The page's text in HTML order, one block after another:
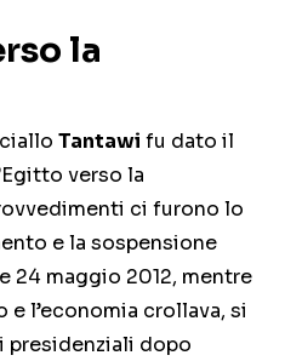
la
Tantawi fu dato il
verso la
ci furono lo
e la sospensione
24 maggio 2012, mentre
l’economia crollava, si
presidenziali dopo